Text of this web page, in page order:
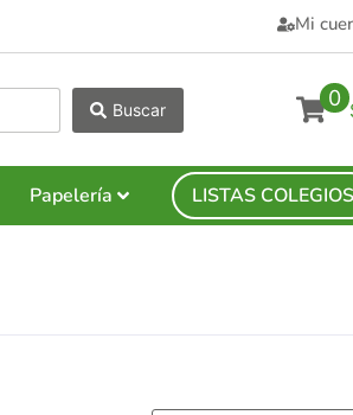
Mi
Buscar 0
Papelería LISTAS COLEGIOS